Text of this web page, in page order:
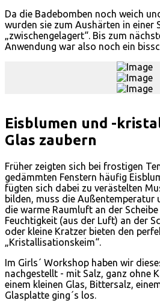
Da die Badebomben noch weich
wurden sie zum Aushärten in
„zwischengelagert“. Bis zum
Anwendung war also noch ein
Eisblumen und -
Glas zaubern
Früher zeigten sich bei frostigen
gedämmten Fenstern häufig
fügten sich dabei zu verästelten
bilden, muss die Außentemperatur
die warme Raumluft an der
Feuchtigkeit (aus der Luft) an der
oder kleine Kratzer bieten den
„Kristallisationskeim“.
Im Girls´ Workshop haben wir
nachgestellt - mit Salz, ganz ohne
einem kleinen Glas, Bittersalz,
Glasplatte ging´s los.